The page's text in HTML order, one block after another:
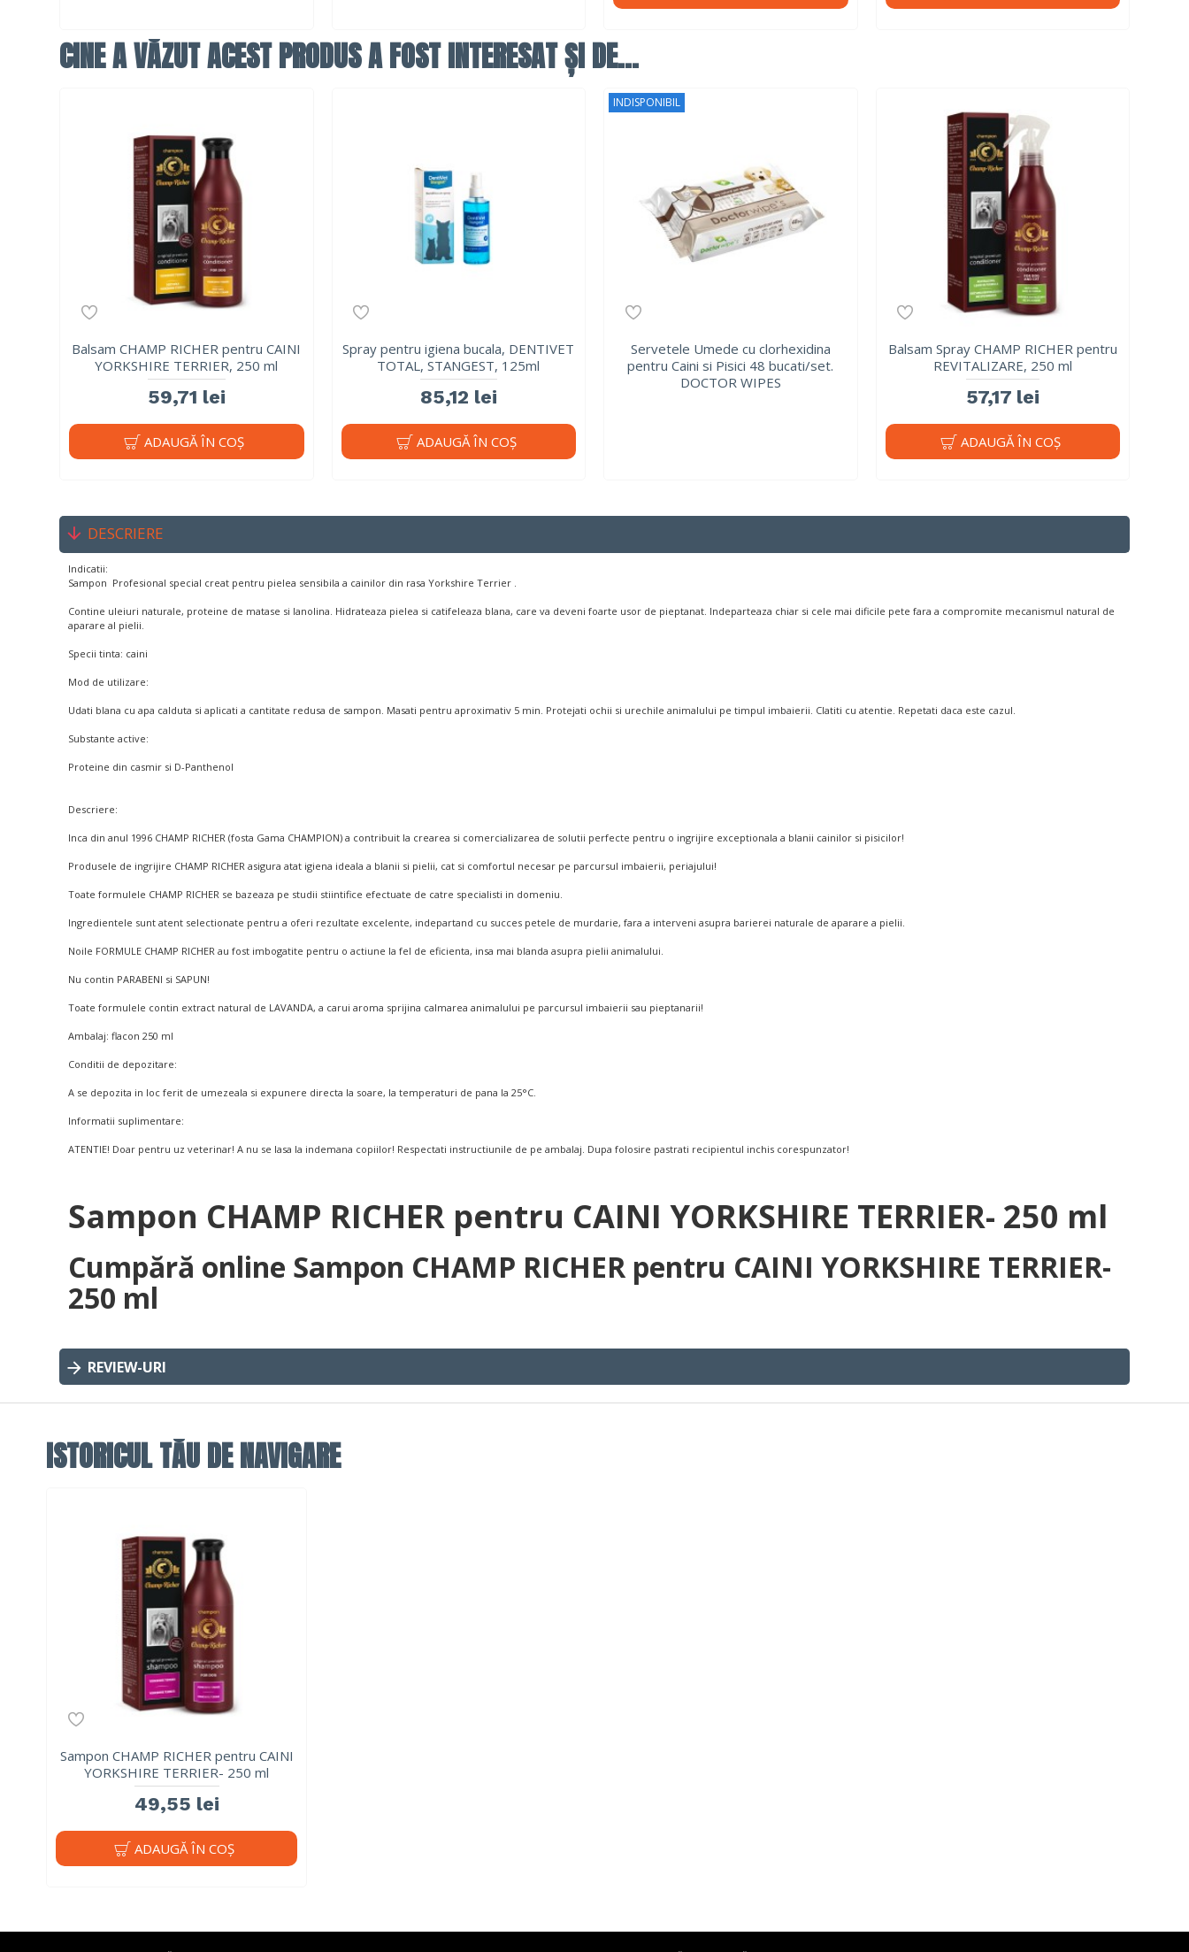
CINE A VĂZUT ACEST PRODUS A FOST INTERESAT ȘI DE...
Balsam CHAMP RICHER pentru CAINI
YORKSHIRE TERRIER, 250 ml
59,71 lei
ADAUGĂ ÎN COŞ
Spray pentru igiena bucala, DENTIVET
TOTAL, STANGEST, 125ml
85,12 lei
ADAUGĂ ÎN COŞ
INDISPONIBIL
Servetele Umede cu clorhexidina
pentru Caini si Pisici 48 bucati/set.
DOCTOR WIPES
Balsam Spray CHAMP RICHER pentru
REVITALIZARE, 250 ml
57,17 lei
ADAUGĂ ÎN COŞ
DESCRIERE
Indicatii:
Sampon Profesional special creat pentru pielea sensibila a cainilor din rasa Yorkshire Terrier .
Contine uleiuri naturale, proteine de matase si lanolina. Hidrateaza pielea si catifeleaza blana, care va deveni foarte usor de pieptanat. Indeparteaza chiar si cele mai dificile pete fara a compromite mecanismul natural de
aparare al pielii.
Specii tinta: caini
Mod de utilizare:
Udati blana cu apa calduta si aplicati a cantitate redusa de sampon. Masati pentru aproximativ 5 min. Protejati ochii si urechile animalului pe timpul imbaierii. Clatiti cu atentie. Repetati daca este cazul.
Substante active:
Proteine din casmir si D-Panthenol
Descriere:
Inca din anul 1996 CHAMP RICHER (fosta Gama CHAMPION) a contribuit la crearea si comercializarea de solutii perfecte pentru o ingrijire exceptionala a blanii cainilor si pisicilor!
Produsele de ingrijire CHAMP RICHER asigura atat igiena ideala a blanii si pielii, cat si comfortul necesar pe parcursul imbaierii, periajului!
Toate formulele CHAMP RICHER se bazeaza pe studii stiintifice efectuate de catre specialisti in domeniu.
Ingredientele sunt atent selectionate pentru a oferi rezultate excelente, indepartand cu succes petele de murdarie, fara a interveni asupra barierei naturale de aparare a pielii.
Noile FORMULE CHAMP RICHER au fost imbogatite pentru o actiune la fel de eficienta, insa mai blanda asupra pielii animalului.
Nu contin PARABENI si SAPUN!
Toate formulele contin extract natural de LAVANDA, a carui aroma sprijina calmarea animalului pe parcursul imbaierii sau pieptanarii!
Ambalaj: flacon 250 ml
Conditii de depozitare:
A se depozita in loc ferit de umezeala si expunere directa la soare, la temperaturi de pana la 25°C.
Informatii suplimentare:
ATENTIE! Doar pentru uz veterinar! A nu se lasa la indemana copiilor! Respectati instructiunile de pe ambalaj. Dupa folosire pastrati recipientul inchis corespunzator!
Sampon CHAMP RICHER pentru CAINI YORKSHIRE TERRIER- 250 ml
Cumpără online Sampon CHAMP RICHER pentru CAINI YORKSHIRE TERRIER-
250 ml
REVIEW-URI
ISTORICUL TĂU DE NAVIGARE
Sampon CHAMP RICHER pentru CAINI
YORKSHIRE TERRIER- 250 ml
49,55 lei
ADAUGĂ ÎN COŞ